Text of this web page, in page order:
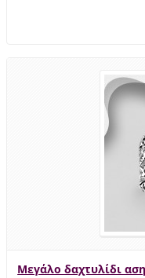
Μεγάλο δαχτυλίδι